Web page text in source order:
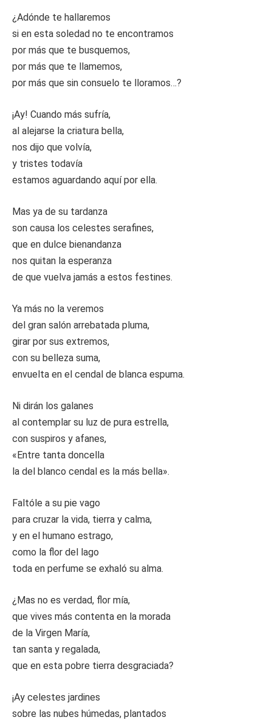
¿Adónde te hallaremos
si en esta soledad no te encontramos
por más que te busquemos,
por más que te llamemos,
por más que sin consuelo te lloramos…?
¡Ay! Cuando más sufría,
al alejarse la criatura bella,
nos dijo que volvía,
y tristes todavía
estamos aguardando aquí por ella.
Mas ya de su tardanza
son causa los celestes serafines,
que en dulce bienandanza
nos quitan la esperanza
de que vuelva jamás a estos festines.
Ya más no la veremos
del gran salón arrebatada pluma,
girar por sus extremos,
con su belleza suma,
envuelta en el cendal de blanca espuma.
Ni dirán los galanes
al contemplar su luz de pura estrella,
con suspiros y afanes,
«Entre tanta doncella
la del blanco cendal es la más bella».
Faltóle a su pie vago
para cruzar la vida, tierra y calma,
y en el humano estrago,
como la flor del lago
toda en perfume se exhaló su alma.
¿Mas no es verdad, flor mía,
que vives más contenta en la morada
de la Virgen María,
tan santa y regalada,
que en esta pobre tierra desgraciada?
¡Ay celestes jardines
sobre las nubes húmedas, plantados